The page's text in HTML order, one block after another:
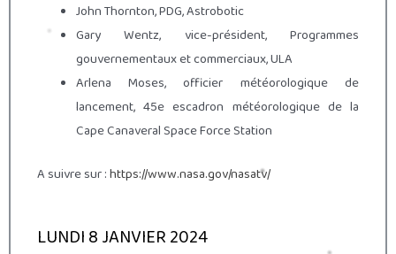
John Thornton, PDG, Astrobotic
Gary Wentz, vice-président, Programmes
gouvernementaux et commerciaux, ULA
Arlena Moses, officier météorologique de
lancement, 45e escadron météorologique de la
Cape Canaveral Space Force Station
A suivre sur :https://www.nasa.gov/nasatv/
LUNDI 8 JANVIER 2024